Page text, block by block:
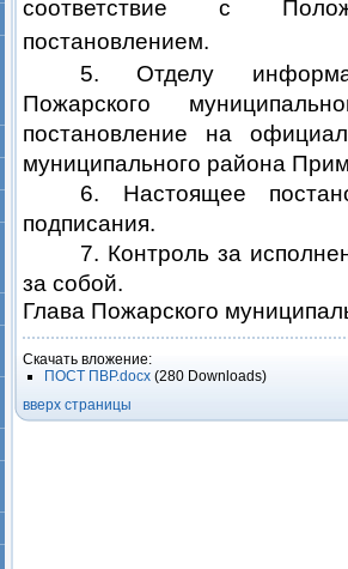
соответствие с
постановлением.
5. Отделу
Пожарского
постановление на
муниципального района
6. Настоящее
подписания.
7. Контроль за
за собой.
Глава Пожарского
Скачать вложение:
ПОСТ ПВР.docx (280 Downloads)
вверх страницы